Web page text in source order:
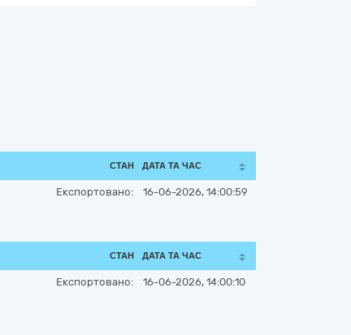
СТАН ДАТА ТА ЧАС
Експортовано: 16-06-2026, 14:00:59
СТАН ДАТА ТА ЧАС
Експортовано: 16-06-2026, 14:00:10